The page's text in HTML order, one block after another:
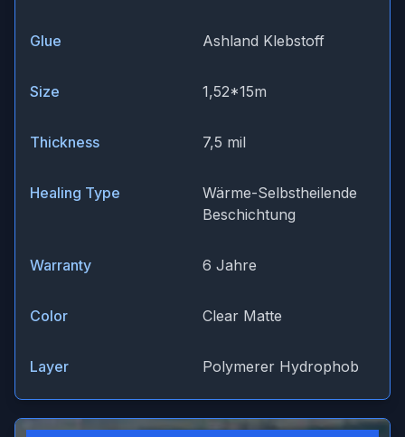
Glue Ashland Klebstoff
Size 1,52*15m
Thickness 7,5 mil
Healing Type
Wärme-Selbstheilende
Beschichtung
Warranty 6 Jahre
Color Clear Matte
Layer Polymerer Hydrophob